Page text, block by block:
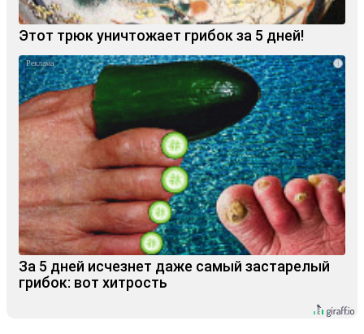
Этот трюк уничтожает грибок за 5 дней!
i
За 5 дней исчезнет даже самый застарелый
грибок: вот хитрость